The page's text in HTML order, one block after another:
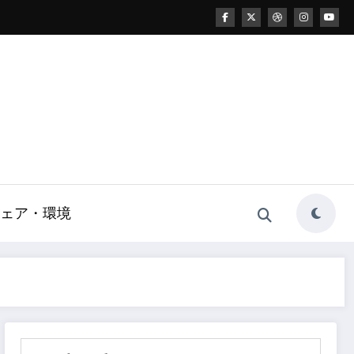
ア・環境